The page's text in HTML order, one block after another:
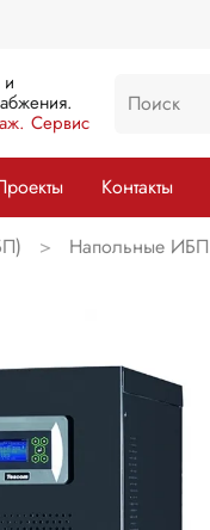
Сервис
Контакты
Напольные ИБП